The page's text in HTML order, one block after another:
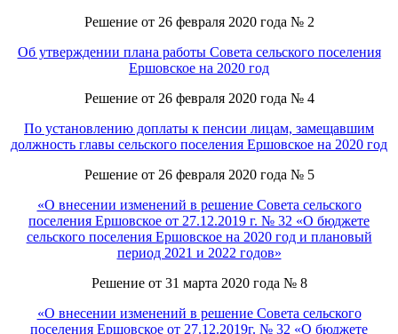
Решение от 26 февраля 2020 года № 2
Об утверждении плана работы Совета сельского поселения
Ершовское на 2020 год
Решение от 26 февраля 2020 года № 4
По установлению доплаты к пенсии лицам, замещавшим
должность главы сельского поселения Ершовское на 2020 год
Решение от 26 февраля 2020 года № 5
«О внесении изменений в решение Совета сельского
поселения Ершовское от 27.12.2019 г. № 32 «О бюджете
сельского поселения Ершовское на 2020 год и плановый
период 2021 и 2022 годов»
Решение от 31 марта 2020 года № 8
«О внесении изменений в решение Совета сельского
поселения Ершовское от 27.12.2019г. № 32 «О бюджете